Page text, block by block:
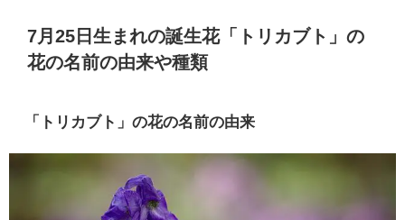
7月25日生まれの誕生花「トリカブト」の
花の名前の由来や種類
「トリカブト」の花の名前の由来